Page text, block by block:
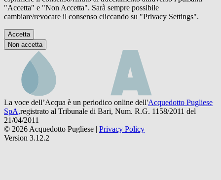
"Accetta" e "Non Accetta". Sarà sempre possibile
cambiare/revocare il consenso cliccando su "Privacy Settings".
Accetta
Non accetta
La voce dell’Acqua è un periodico online dell'Acquedotto Pugliese
SpA,registrato al Tribunale di Bari, Num. R.G. 1158/2011 del
21/04/2011
© 2026 Acquedotto Pugliese | Privacy Policy
Version 3.12.2